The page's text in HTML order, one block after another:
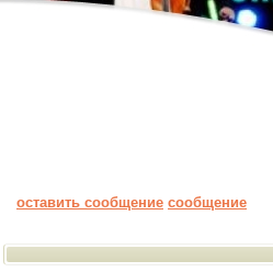
оставить сообщение сообщение